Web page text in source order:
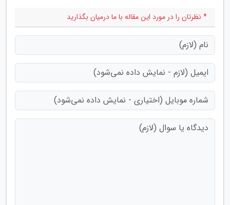
* نظرتان را در مورد این مقاله با ما درمیان بگذارید